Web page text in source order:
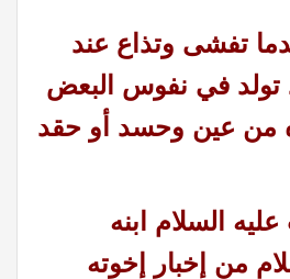
تفشى وتذاع عند
تولد في نفوس البعض
من عين وحسد أو حقد
السلام ابنه
من إخبار إخوته